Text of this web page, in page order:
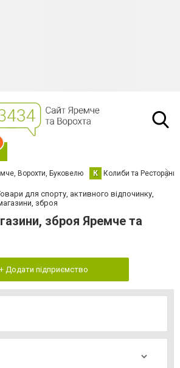
Ворохти, Буковелю К Колиби та Ресторани
для спорту, активного відпочинку,
зброя
зброя Яремче та
+ Додати підприємство